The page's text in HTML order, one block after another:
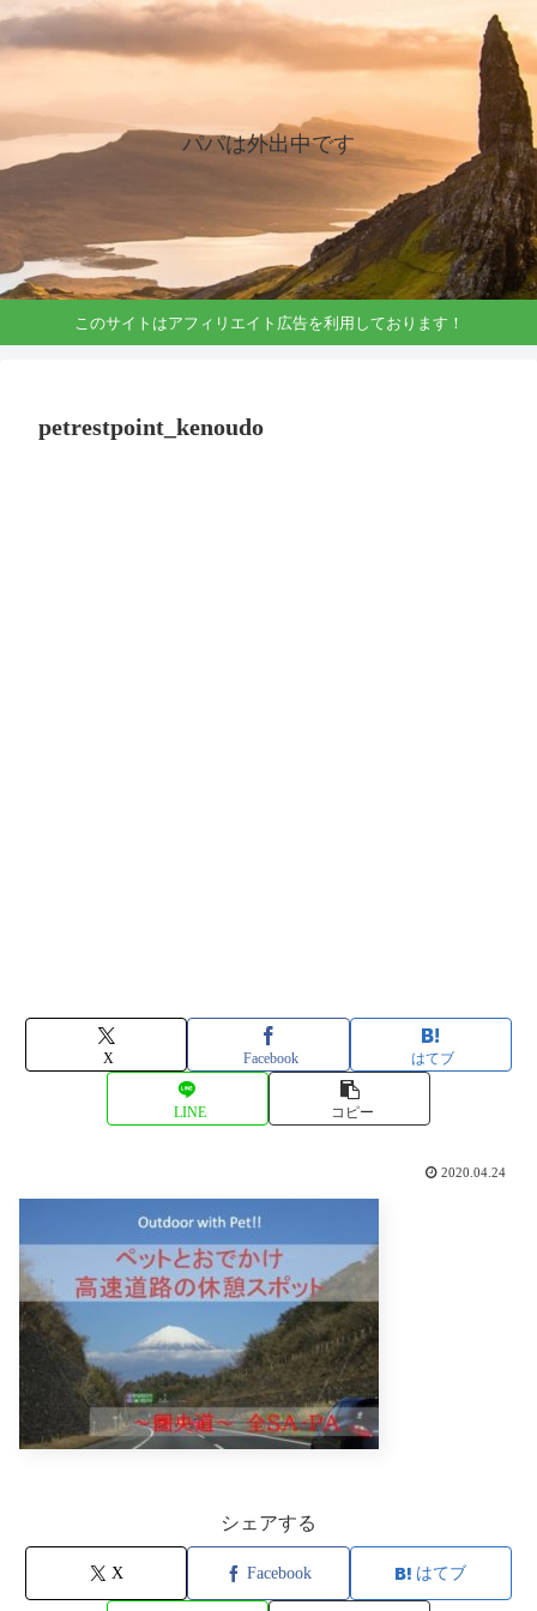
パパは外出中です
このサイトはアフィリエイト広告を利用しております！
petrestpoint_kenoudo
X Facebook はてブ
LINE コピー
2020.04.24
シェアする
X Facebook はてブ